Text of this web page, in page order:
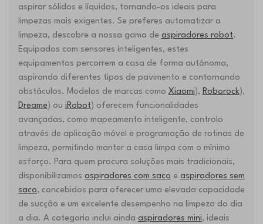
aspirar sólidos e líquidos, tornando-os ideais para
limpezas mais exigentes. Se preferes automatizar a
limpeza, descobre a nossa gama de aspiradores robot.
Equipados com sensores inteligentes, estes
equipamentos percorrem a casa de forma autónoma,
aspirando diferentes tipos de pavimento e contornando
obstáculos. Modelos de marcas como Xiaomi ), Roborock),
Dreame) ou iRobot ) oferecem funcionalidades
avançadas, como mapeamento inteligente, controlo
através de aplicação móvel e programação de rotinas de
limpeza, permitindo manter a casa limpa com o mínimo
esforço. Para quem procura soluções mais tradicionais,
disponibilizamos aspiradores com saco e aspiradores sem
saco, concebidos para oferecer uma elevada capacidade
de sucção e um excelente desempenho na limpeza do dia
a dia. A categoria inclui ainda aspiradores mini, ideais